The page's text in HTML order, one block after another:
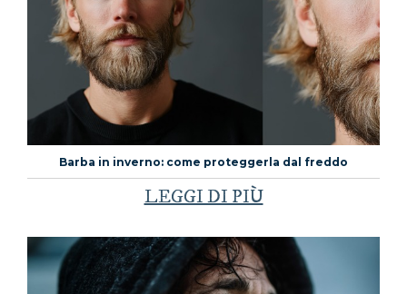
Barba in inverno: come proteggerla dal freddo
LEGGI DI PIÙ